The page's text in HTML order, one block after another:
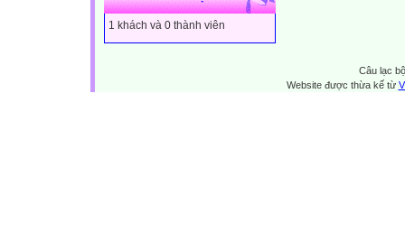
1 khách và 0 thành viên
Câu lạc
Website được thừa kế từ